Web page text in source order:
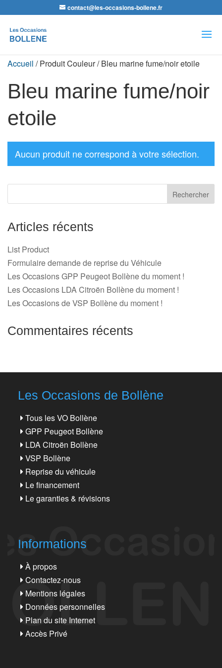
contact@les-occasions-bollene.fr
de
produits
Accueil / Produit Couleur / Bleu marine fume/noir etoile
Bleu marine fume/noir
etoile
Aucun produit ne correspond à votre sélection.
Articles récents
List Product
Formulaire demande de reprise du Véhicule
Les Occasions GPP Peugeot Bollène du moment !
Les Occasions LDA Citroën Bollène du moment !
Les Occasions de VSP Bollène du moment !
Commentaires récents
Les Occasions de Bollène
Tous les VO Bollène
GPP Peugeot Bollène
LDA Citroën Bollène
VSP Bollène
Reprise du véhicule
Le financement
Le garanties & révisions
Informations
À propos
Contactez-nous
Mentions légales
Données personnelles
Plan du site Internet
Accès Privé